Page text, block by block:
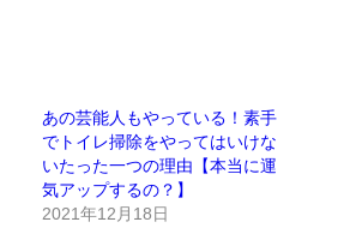
あの芸能人もやっている！素手
でトイレ掃除をやってはいけな
いたった一つの理由【本当に運
気アップするの？】
2021年12月18日